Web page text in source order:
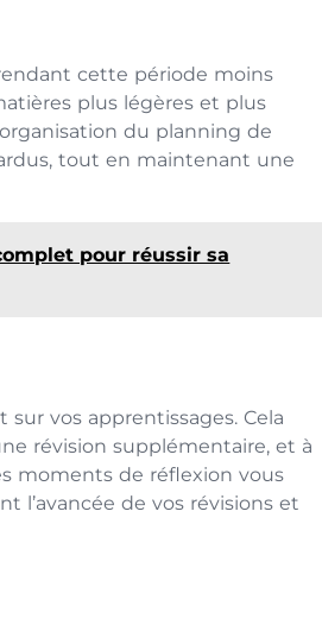
cette période moins
plus légères et plus
du planning de
tout en maintenant une
pour réussir sa
vos apprentissages. Cela
révision supplémentaire, et à
moments de réflexion vous
l’avancée de vos révisions et